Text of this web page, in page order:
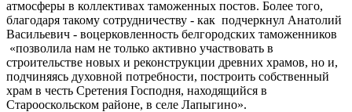
атмосферы в коллективах таможенных постов. Более того,
благодаря такому сотрудничеству - как подчеркнул Анатолий
Васильевич - воцерковленность белгородских таможенников
«позволила нам не только активно участвовать в
строительстве новых и реконструкции древних храмов, но и,
подчиняясь духовной потребности, построить собственный
храм в честь Сретения Господня, находящийся в
Старооскольском районе, в селе Лапыгино».